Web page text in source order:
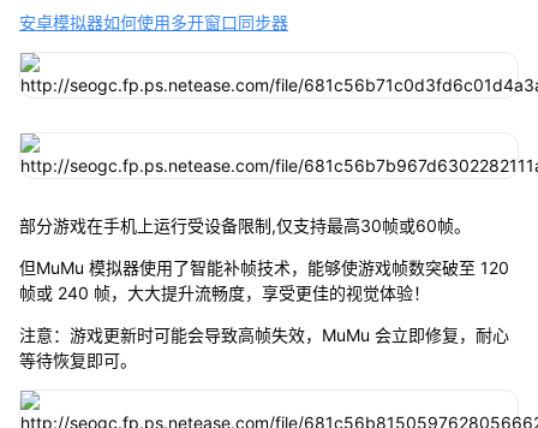
安卓模拟器如何使用多开窗口同步器
部分游戏在手机上运行受设备限制,仅支持最高30帧或60帧。
但MuMu 模拟器使用了智能补帧技术，能够使游戏帧数突破至 120
帧或 240 帧，大大提升流畅度，享受更佳的视觉体验！
注意：游戏更新时可能会导致高帧失效，MuMu 会立即修复，耐心
等待恢复即可。